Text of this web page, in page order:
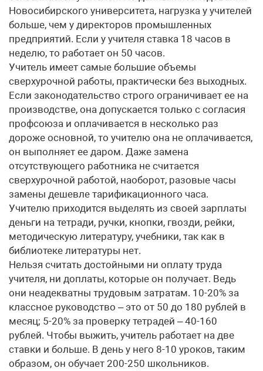
Новосибирского университета, нагрузка у учителей
больше, чем у директоров промышленных
предприятий. Если у учителя ставка 18 часов в
неделю, то работает он 50 часов.
Учитель имеет самые большие объемы
сверхурочной работы, практически без выходных.
Если законодательство строго ограничивает ее на
производстве, она допускается только с согласия
профсоюза и оплачивается в несколько раз
дороже основной, то учителю она не оплачивается,
он выполняет ее даром. Даже замена
отсутствующего работника не считается
сверхурочной работой, наоборот, разовые часы
замены дешевле тарификационного часа.
Учителю приходится выделять из своей зарплаты
деньги на тетради, ручки, кнопки, гвозди, рейки,
методическую литературу, учебники, так как в
библиотеке литературы нет.
Нельзя считать достойными ни оплату труда
учителя, ни доплаты, которые он получает. Ведь
они неадекватны трудовым затратам. 10-20% за
классное руководство – это от 50 до 180 рублей в
месяц; 5-20% за проверку тетрадей – 40-160
рублей. Чтобы выжить, учитель работает на две
ставки и больше. В день у него 8-10 уроков, таким
образом, он обучает 200-250 школьников.